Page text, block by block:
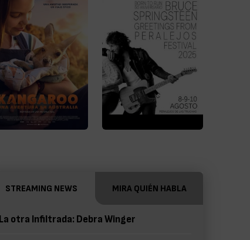
STREAMING NEWS MIRA QUIÉN HABLA
La otra Infiltrada: Debra Winger